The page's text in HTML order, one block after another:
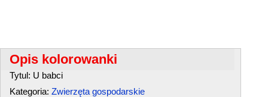
Opis kolorowanki
Tytul: U babci
Kategoria: Zwierzęta gospodarskie